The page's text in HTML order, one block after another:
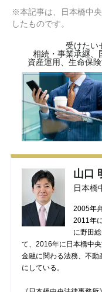
※本記事は、日本橋中
したものです。
受けたい
相続・事業承継、
資産運用、生命保
山口
日本橋
2005年
2011年
に野田
て、2016年に日本橋中
金融に関わる法務、不
にしている。